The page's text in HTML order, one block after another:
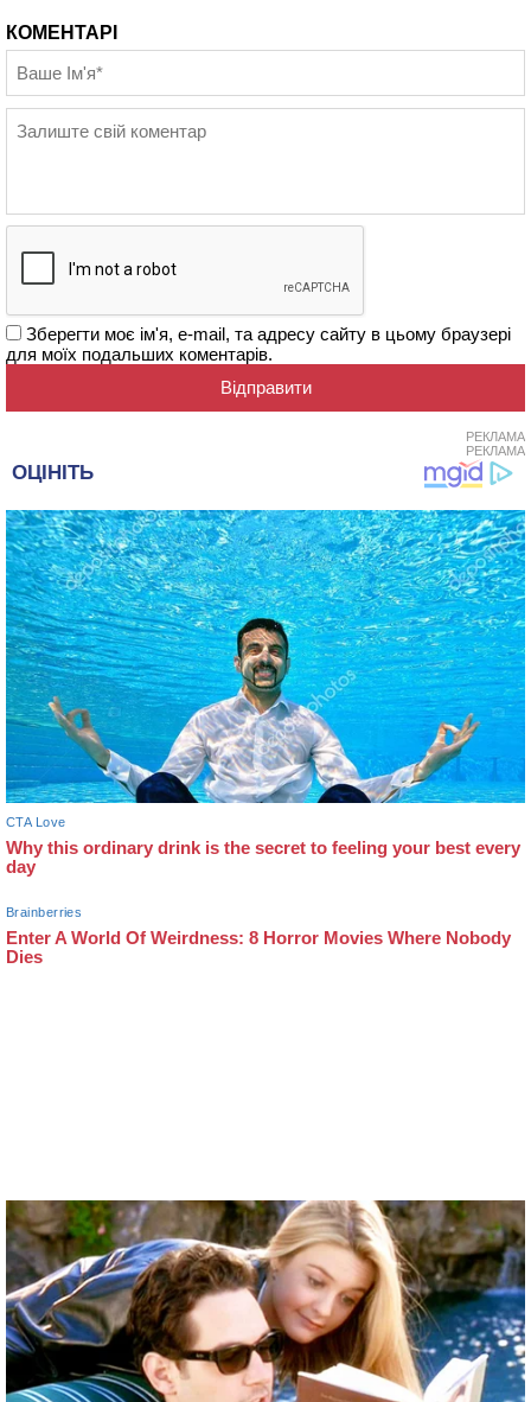
КОМЕНТАРІ
Зберегти моє ім'я, e-mail, та адресу сайту в цьому браузері
для моїх подальших коментарів.
РЕКЛАМА
РЕКЛАМА